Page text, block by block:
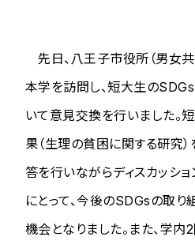
先日、八王子市役所（男女
本学を訪問し、短大生の
いて意見交換を行いました。
果（生理の貧困に関する研究
答を行いながらディスカッシ
にとって、今後のSDGsの取
機会となりました。また、学